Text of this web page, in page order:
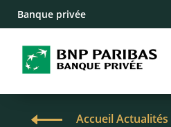
Banque privée
Accueil Actualités